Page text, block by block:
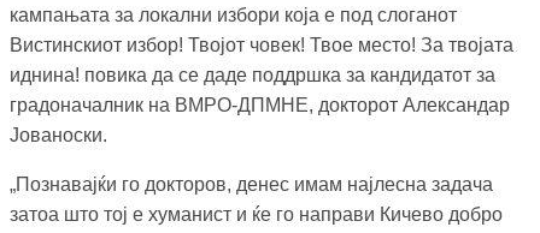
кампањата за локални избори која е под слоганот
Вистинскиот избор! Твојот човек! Твое место! За твојата
иднина! повика да се даде поддршка за кандидатот за
градоначалник на ВМРО-ДПМНЕ, докторот Александар
Јованоски.
„Познавајќи го докторов, денес имам најлесна задача
затоа што тој е хуманист и ќе го направи Кичево добро